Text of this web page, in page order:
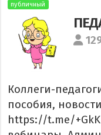
публичный
Коллеги-
пособия,
https://t.me/